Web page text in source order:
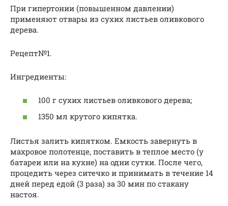
При гипертонии (повышенном давлении)
применяют отвары из сухих листьев оливкового
дерева.
Рецепт№1.
Ингредиенты:
100 г сухих листьев оливкового дерева;
1350 мл крутого кипятка.
Листья залить кипятком. Емкость завернуть в
махровое полотенце, поставить в теплое место (у
батареи или на кухне) на одни сутки. После чего,
процедить через ситечко и принимать в течение 14
дней перед едой (3 раза) за 30 мин по стакану
настоя.